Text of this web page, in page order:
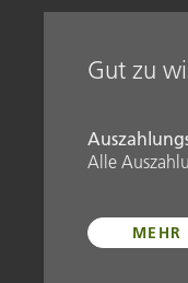
Gut zu
Alle
MEHR